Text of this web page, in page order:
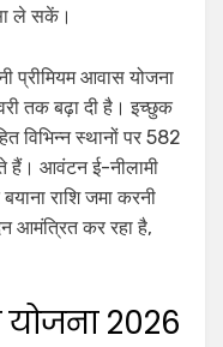
ले सकें।
प्रीमियम आवास योजना
तक बढ़ा दी है। इच्छुक
विभिन्न स्थानों पर 582
हैं। आवंटन ई-नीलामी
राशि जमा करनी
आमंत्रित कर रहा है,
2026